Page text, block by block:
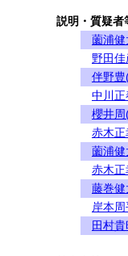
説明・質疑者
薗浦
野田
伴野
中川
櫻井
赤木
薗浦
赤木
藤巻
岸本
田村